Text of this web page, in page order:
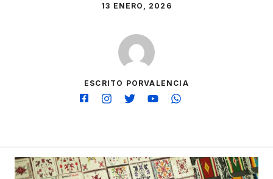
13 ENERO, 2026
ESCRITO PORVALENCIA